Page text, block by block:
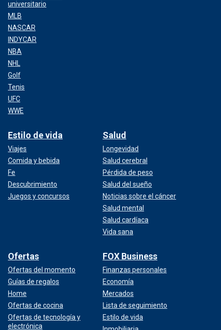
universitario
MLB
NASCAR
INDYCAR
NBA
NHL
Golf
Tenis
UFC
WWE
Estilo de vida
Viajes
Comida y bebida
Fe
Descubrimiento
Juegos y concursos
Salud
Longevidad
Salud cerebral
Pérdida de peso
Salud del sueño
Noticias sobre el cáncer
Salud mental
Salud cardíaca
Vida sana
Ofertas
Ofertas del momento
Guías de regalos
Home
Ofertas de cocina
Ofertas de tecnología y
electrónica
FOX Business
Finanzas personales
Economía
Mercados
Lista de seguimiento
Estilo de vida